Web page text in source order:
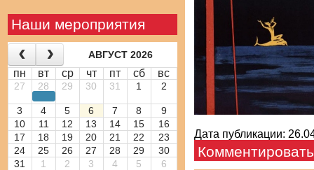
Наши мероприятия
АВГУСТ 2026
пн вт ср чт пт сб вс
27 28 29 30 31 1 2
3 4 5 6 7 8
9
10
11 12 13 14 15
16
17
18 19 20 21 22
23
24
25 26 27 28 29
30
31
1 2 3 4 5 6
Дата публикации:
Комментировать